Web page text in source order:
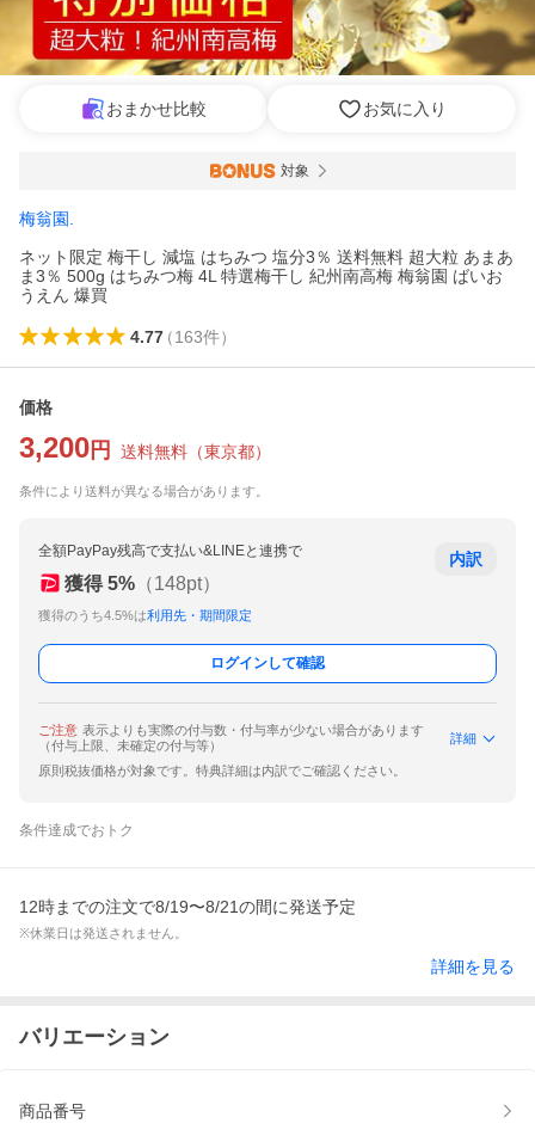
おまかせ比較 お気に入り
対象
梅翁園.
ネット限定 梅干し 減塩 はちみつ 塩分3％ 送料無料 超大粒 あまあ
ま3％ 500g はちみつ梅 4L 特選梅干し 紀州南高梅 梅翁園 ばいお
うえん 爆買
4.77（163件）
価格
3,200 円 送料無料 （東京都）
条件により送料が異なる場合があります。
全額PayPay残高で支払い&LINEと連携で
獲得 5% （148pt）
獲得のうち4.5%は利用先・期間限定
内訳
ログインして確認
ご注意 表示よりも実際の付与数・付与率が少ない場合があります
（付与上限、未確定の付与等）
詳細
原則税抜価格が対象です。特典詳細は内訳でご確認ください。
条件達成でおトク
12時までの注文で8/19〜8/21の間に発送予定
※休業日は発送されません。
詳細を見る
バリエーション
商品番号